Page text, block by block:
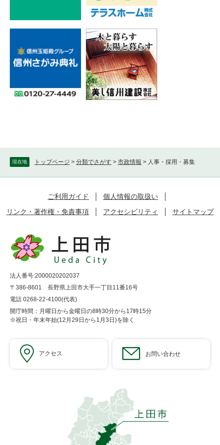
現在地 トップページ > 分類でさがす > 市政情報 > 人事・採用・募集
ご利用ガイド
個人情報の取扱い
リンク・著作権・免責事項
アクセシビリティ サイトマップ
法人番号:2000020202037
〒386-8601 長野県上田市大手一丁目11番16号
電話 0268-22-4100(代表)
開庁時間：月曜日から金曜日の8時30分から17時15分
※祝日・年末年始(12月29日から1月3日)を除く
アクセス お問い合わせ